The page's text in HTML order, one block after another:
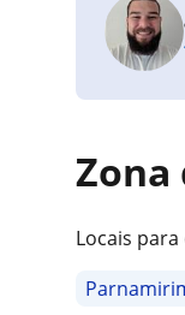
Zona
Locais